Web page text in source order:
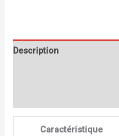
Description
Caractéristique